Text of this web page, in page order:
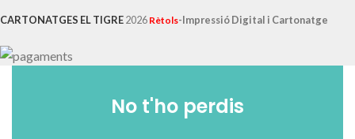
CARTONATGES EL TIGRE2026 Rètols-Impressió Digital i Cartonatge
No t'ho perdis